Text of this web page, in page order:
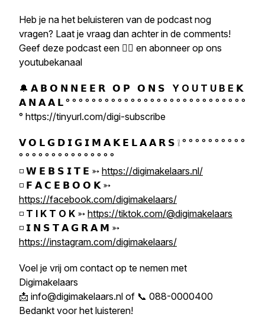
Heb je na het beluisteren van de podcast nog
vragen? Laat je vraag dan achter in de comments!
Geef deze podcast een 👍🏼 en abonneer op ons
youtubekanaal
🔔 𝗔 𝗕 𝗢 𝗡 𝗡 𝗘 𝗘 𝗥 𝗢 𝗣 𝗢 𝗡 𝗦 Y O U T U B E 𝗞
𝗔 𝗡 𝗔 𝗔 𝗟 ° ° ° ° ° ° ° ° ° ° ° ° ° ° ° ° ° ° ° ° ° ° ° ° ° ° ° °
° https://tinyurl.com/digi-subscribe
𝗩 𝗢 𝗟 𝗚 𝗗 𝗜 𝗚 𝗜 𝗠 𝗔 𝗞 𝗘 𝗟 𝗔 𝗔 𝗥 𝗦 ❕ ° ° ° ° ° ° ° ° ° °
° ° ° ° ° ° ° ° ° ° ° ° ° ° °
◽ 𝗪 𝗘 𝗕 𝗦 𝗜 𝗧 𝗘 ➳ https://digimakelaars.nl/
◽ 𝗙 𝗔 𝗖 𝗘 𝗕 𝗢 𝗢 𝗞 ➳
https://facebook.com/digimakelaars/
◽ T I K T O K ➳ https://tiktok.com/@digimakelaars
◽ 𝗜 𝗡 𝗦 𝗧 𝗔 𝗚 𝗥 𝗔 𝗠 ➳
https://instagram.com/digimakelaars/
Voel je vrij om contact op te nemen met
Digimakelaars
📩 info@digimakelaars.nl of 📞 088-0000400
Bedankt voor het luisteren!